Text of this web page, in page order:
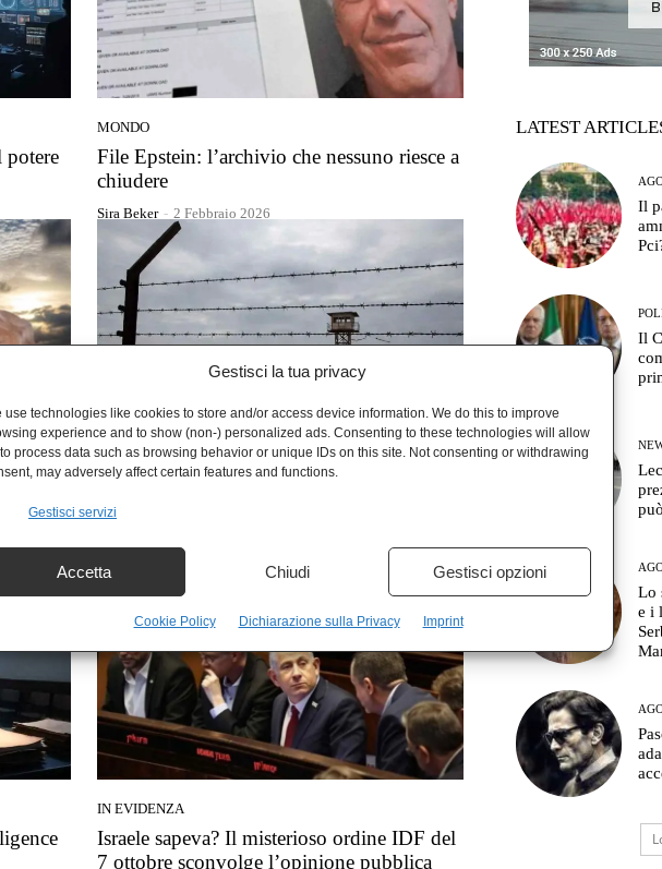
Gestisci la tua privacy
use technologies like cookies to store and/or access device information. We do this to improve
experience and to show (non-) personalized ads. Consenting to these technologies will allow
process data such as browsing behavior or unique IDs on this site. Not consenting or withdrawing
may adversely affect certain features and functions.
Gestisci servizi
Accetta Chiudi Gestisci opzioni
Cookie Policy Dichiarazione sulla Privacy Imprint
potere
MONDO
File Epstein: l’archivio che nessuno riesce a
chiudere
Sira Beker - 2 Febbraio 2026
NEWS
l’Europa finge di non vedere
26 Gennaio 2026
IN EVIDENZA
Israele sapeva? Il misterioso ordine IDF del
7 ottobre sconvolge l’opinione pubblica
LATEST
Il
Il
Lo
e i